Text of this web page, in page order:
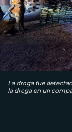
La droga fue
la droga en un